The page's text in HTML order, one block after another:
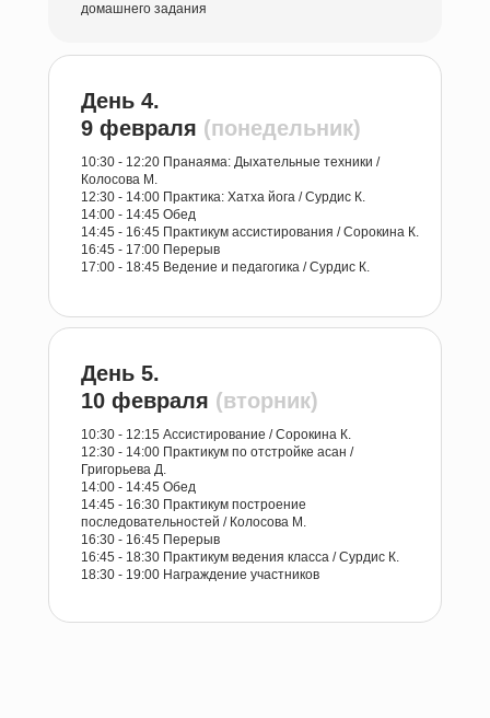
домашнего задания
День 4.
9 февраля (понедельник)
10:30 - 12:20 Пранаяма: Дыхательные техники /
Колосова М.
12:30 - 14:00 Практика: Хатха йога / Сурдис К.
14:00 - 14:45 Обед
14:45 - 16:45 Практикум ассистирования / Сорокина К.
16:45 - 17:00 Перерыв
17:00 - 18:45 Ведение и педагогика / Сурдис К.
День 5.
10 февраля (вторник)
10:30 - 12:15 Ассистирование / Сорокина К.
12:30 - 14:00 Практикум по отстройке асан /
Григорьева Д.
14:00 - 14:45 Обед
14:45 - 16:30 Практикум построение
последовательностей / Колосова М.
16:30 - 16:45 Перерыв
16:45 - 18:30 Практикум ведения класса / Сурдис К.
18:30 - 19:00 Награждение участников